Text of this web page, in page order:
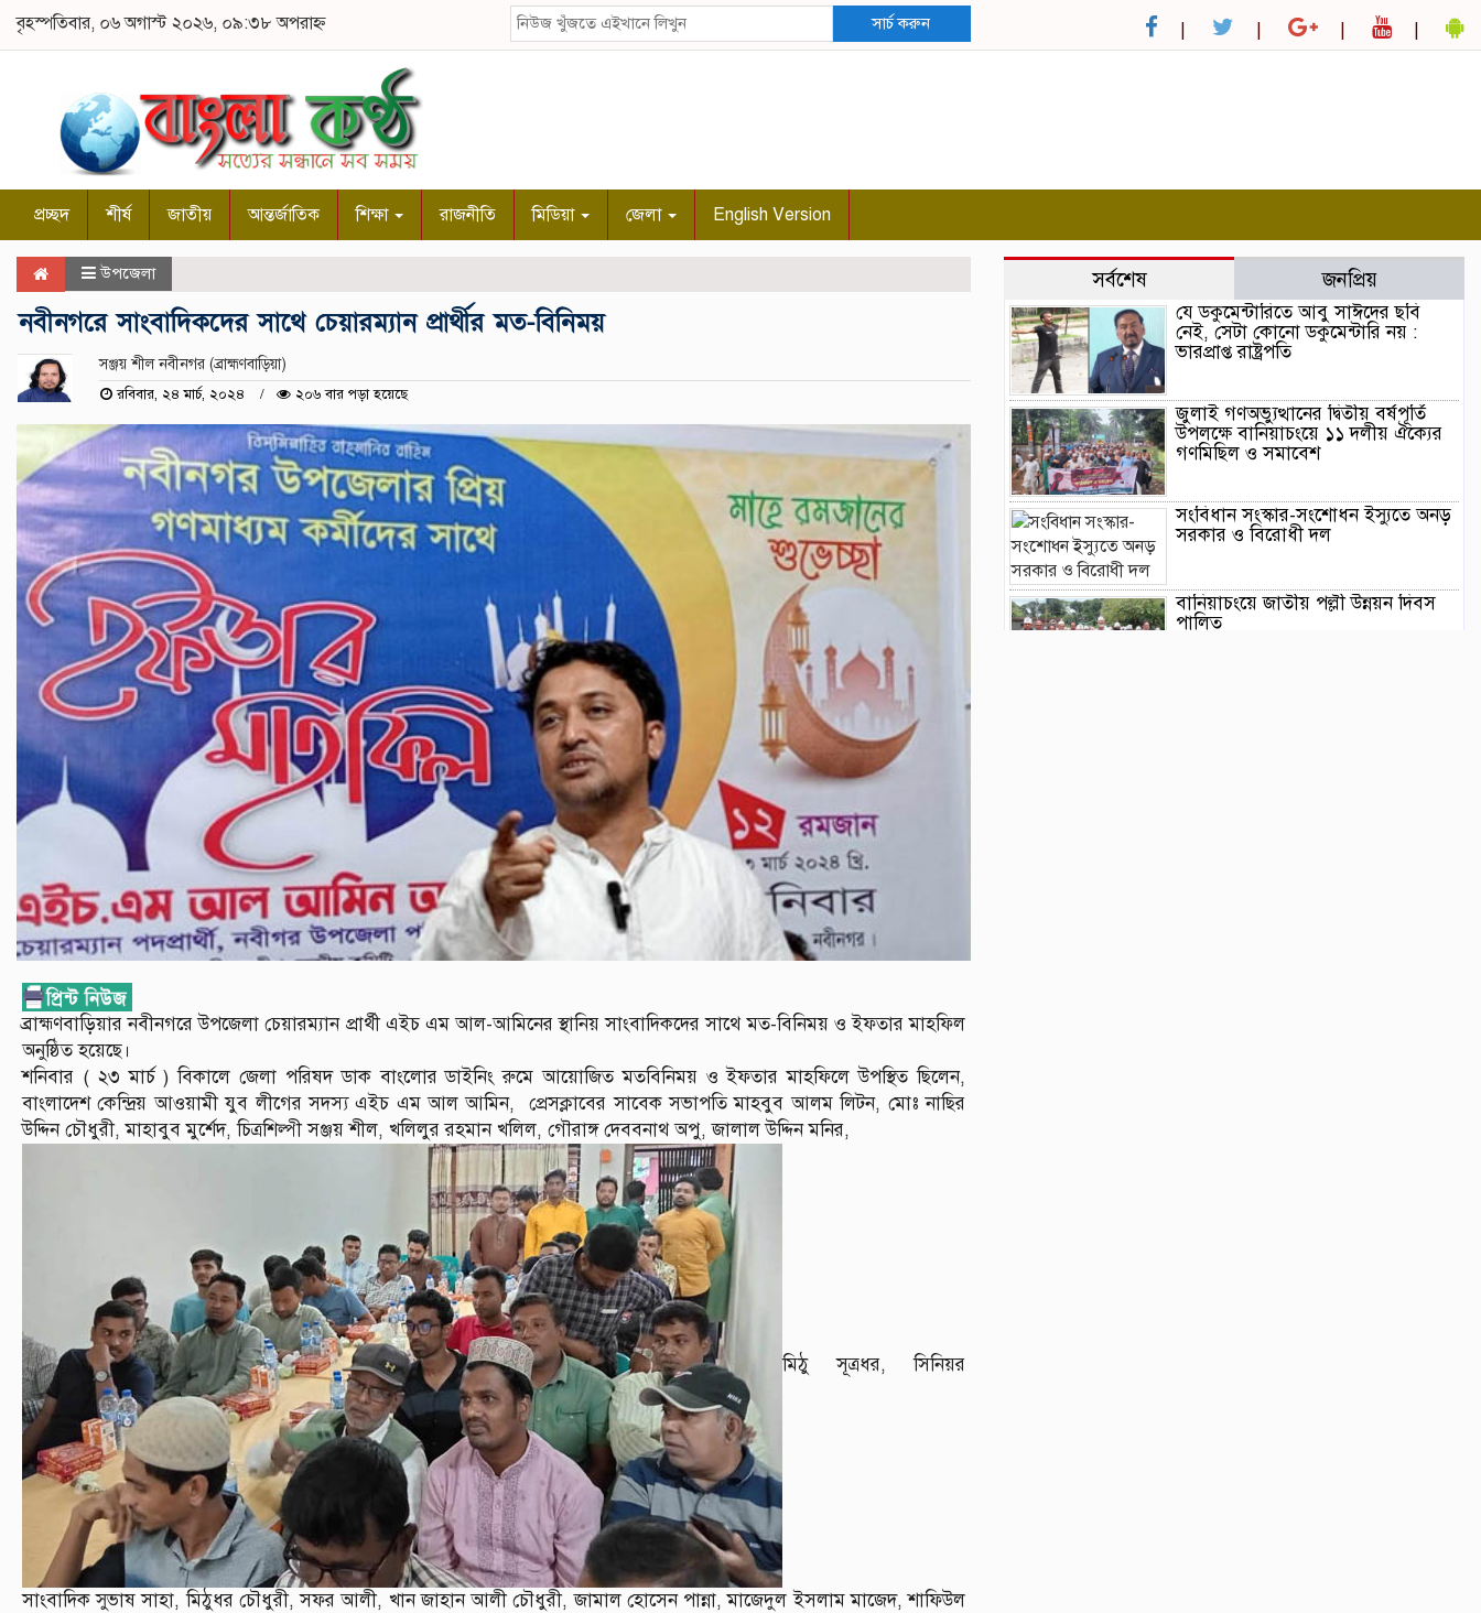
বৃহস্পতিবার, ০৬ অগাস্ট ২০২৬, ০৯:৩৮ অপরাহ্ন সার্চ করুন
প্রচ্ছদ শীর্ষ জাতীয় আন্তর্জাতিক শিক্ষা রাজনীতি মিডিয়া জেলা English Version
উপজেলা
নবীনগরে সাংবাদিকদের সাথে চেয়ারম্যান প্রার্থীর মত-বিনিময়
সঞ্জয় শীল নবীনগর (ব্রাহ্মণবাড়িয়া)
রবিবার, ২৪ মার্চ, ২০২৪ ২০৬ বার পড়া হয়েছে
ব্রাহ্মণবাড়িয়ার নবীনগরে উপজেলা চেয়ারম্যান প্রার্থী এইচ এম আল-আমিনের স্থানিয় সাংবাদিকদের সাথে মত-বিনিময় ও ইফতার মাহফিল
অনুষ্ঠিত হয়েছে।
শনিবার ( ২৩ মার্চ ) বিকালে জেলা পরিষদ ডাক বাংলোর ডাইনিং রুমে আয়োজিত মতবিনিময় ও ইফতার মাহফিলে উপস্থিত ছিলেন,
বাংলাদেশ কেন্দ্রিয় আওয়ামী যুব লীগের সদস্য এইচ এম আল আমিন, প্রেসক্লাবের সাবেক সভাপতি মাহবুব আলম লিটন, মোঃ নাছির
উদ্দিন চৌধুরী, মাহাবুব মুর্শেদ, চিত্রশিল্পী সঞ্জয় শীল, খলিলুর রহমান খলিল, গৌরাঙ্গ দেববনাথ অপু, জালাল উদ্দিন মনির,
মিঠু সূত্রধর, সিনিয়র
সাংবাদিক সুভাষ সাহা, মিঠুধর চৌধুরী, সফর আলী, খান জাহান আলী চৌধুরী, জামাল হোসেন পান্না, মাজেদুল ইসলাম মাজেদ, শাফিউল
সর্বশেষ জনপ্রিয়
যে ডকুমেন্টারিতে আবু সাঈদের ছবি
নেই, সেটা কোনো ডকুমেন্টারি নয় :
ভারপ্রাপ্ত রাষ্ট্রপতি
জুলাই গণঅভ্যুত্থানের দ্বিতীয় বর্ষপূর্তি
উপলক্ষে বানিয়াচংয়ে ১১ দলীয় ঐক্যের
গণমিছিল ও সমাবেশ
সংবিধান সংস্কার-সংশোধন ইস্যুতে অনড়
সরকার ও বিরোধী দল
বানিয়াচংয়ে জাতীয় পল্লী উন্নয়ন দিবস
পালিত